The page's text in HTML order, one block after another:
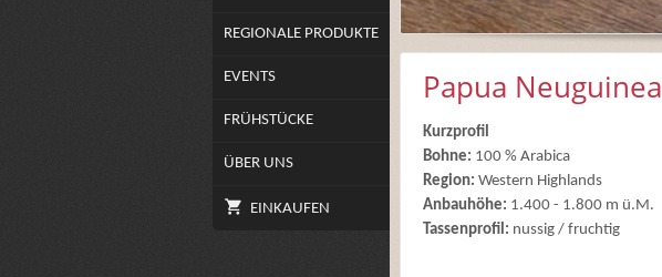
REGIONALE PRODUKTE
EVENTS
FRÜHSTÜCKE
ÜBER UNS
EINKAUFEN
Papua Neuguinea
Kurzprofil
Bohne: 100 % Arabica
Region: Western Highlands
Anbauhöhe: 1.400 - 1.800 m ü.M.
Tassenprofil: nussig / fruchtig